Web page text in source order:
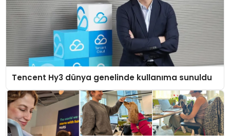
Tencent Hy3 dünya genelinde kullanıma sunuldu